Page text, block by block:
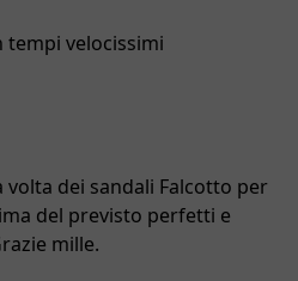
velocissimi
dei sandali Falcotto per
del previsto perfetti e
mille.